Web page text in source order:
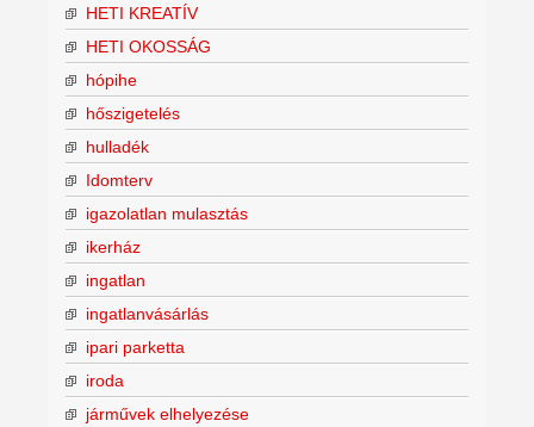
HETI KREATÍV
HETI OKOSSÁG
hópihe
hőszigetelés
hulladék
Idomterv
igazolatlan mulasztás
ikerház
ingatlan
ingatlanvásárlás
ipari parketta
iroda
járművek elhelyezése